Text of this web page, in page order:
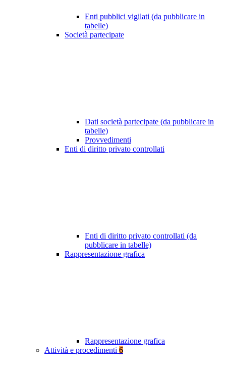
Enti pubblici vigilati (da pubblicare in
tabelle)
Società partecipate
Dati società partecipate (da pubblicare in
tabelle)
Provvedimenti
Enti di diritto privato controllati
Enti di diritto privato controllati (da
pubblicare in tabelle)
Rappresentazione grafica
Rappresentazione grafica
Attività e procedimenti 6